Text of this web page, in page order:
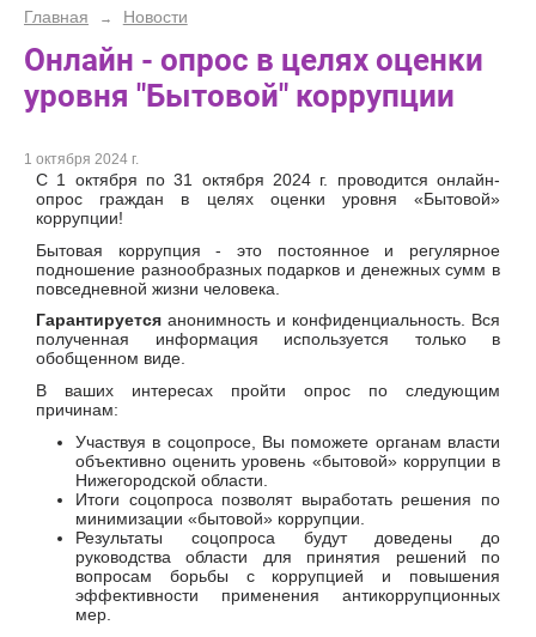
Главная → Новости
Онлайн - опрос в целях оценки
уровня "Бытовой" коррупции
1 октября 2024 г.
С 1 октября по 31 октября 2024 г. проводится онлайн-
опрос граждан в целях оценки уровня «Бытовой»
коррупции!
Бытовая коррупция - это постоянное и регулярное
подношение разнообразных подарков и денежных сумм в
повседневной жизни человека.
Гарантируется анонимность и конфиденциальность. Вся
полученная информация используется только в
обобщенном виде.
В ваших интересах пройти опрос по следующим
причинам:
Участвуя в соцопросе, Вы поможете органам власти
объективно оценить уровень «бытовой» коррупции в
Нижегородской области.
Итоги соцопроса позволят выработать решения по
минимизации «бытовой» коррупции.
Результаты соцопроса будут доведены до
руководства области для принятия решений по
вопросам борьбы с коррупцией и повышения
эффективности применения антикоррупционных
мер.